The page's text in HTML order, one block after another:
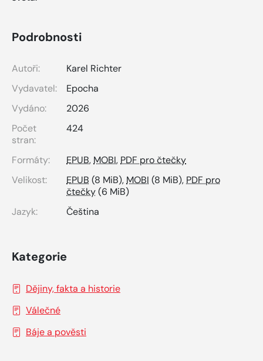
Podrobnosti
Autoři:
Karel Richter
Vydavatel:
Epocha
Vydáno:
2026
Počet
stran:
424
Formáty: EPUB, MOBI, PDF pro čtečky
Velikost:
EPUB (8 MiB), MOBI (8 MiB), PDF pro
čtečky(6 MiB)
Jazyk:
Čeština
Kategorie
Dějiny, fakta a historie
Válečné
Báje a pověsti